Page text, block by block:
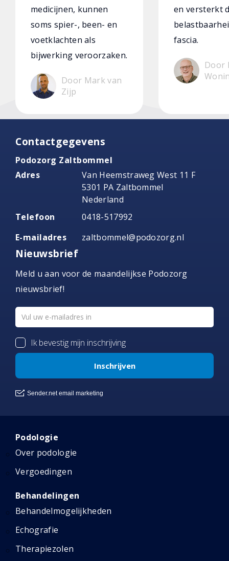
medicijnen, kunnen
soms spier-, been- en
voetklachten als
bijwerking veroorzaken.
Door Mark van
Zijp
en versterkt
fascia.
Door
Contactgegevens
Podozorg Zaltbommel
Adres
Van Heemstraweg West 11 F
5301 PA Zaltbommel
Nederland
Telefoon
0418-517992
E-mailadres
zaltbommel@podozorg.nl
Nieuwsbrief
Meld u aan voor de maandelijkse Podozorg
nieuwsbrief!
Podologie
Over podologie
Vergoedingen
Behandelingen
Behandelmogelijkheden
Echografie
Therapiezolen